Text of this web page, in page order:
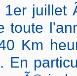
juillet
toute
Km
En